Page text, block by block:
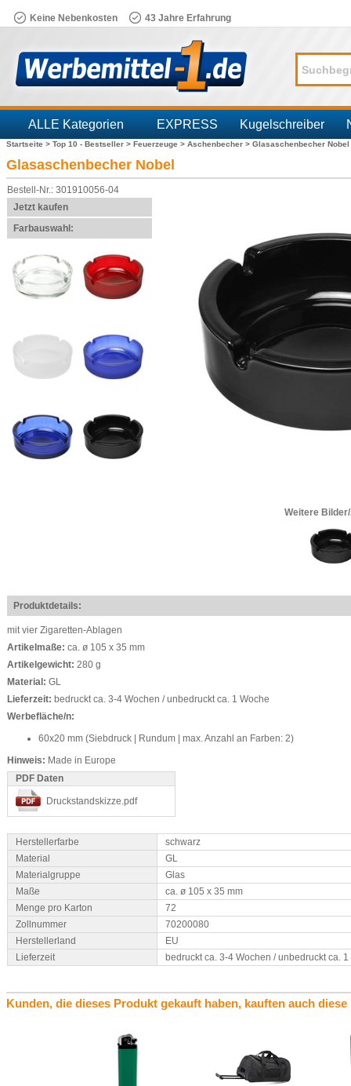
Keine Nebenkosten 43 Jahre Erfahrung
ALLE Kategorien EXPRESS Kugelschreiber
Branchen
Startseite > Top 10 - Bestseller > Feuerzeuge > Aschenbecher > Glasaschenbecher Nobel
Glasaschenbecher Nobel
Bestell-Nr.: 301910056-04
Jetzt kaufen
Farbauswahl:
Weitere
Produktdetails:
mit vier Zigaretten-Ablagen
Artikelmaße: ca. ø 105 x 35 mm
Artikelgewicht: 280 g
Material: GL
Lieferzeit: bedruckt ca. 3-4 Wochen / unbedruckt ca. 1 Woche
Werbefläche/n:
60x20 mm (Siebdruck | Rundum | max. Anzahl an Farben: 2)
Hinweis: Made in Europe
PDF Daten
Druckstandskizze.pdf
Herstellerfarbe
schwarz
Material
GL
Materialgruppe
Glas
Maße
ca. ø 105 x 35 mm
Menge pro Karton
72
Zollnummer
70200080
Herstellerland
EU
Lieferzeit
bedruckt ca. 3-4 Wochen / unbedruckt ca. 1
Kunden, die dieses Produkt gekauft haben, kauften auch